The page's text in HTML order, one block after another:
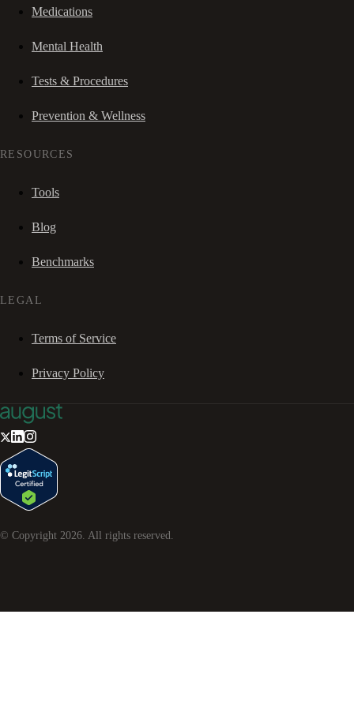
Medications
Mental Health
Tests & Procedures
Prevention & Wellness
RESOURCES
Tools
Blog
Benchmarks
LEGAL
Terms of Service
Privacy Policy
© Copyright 2026. All rights reserved.